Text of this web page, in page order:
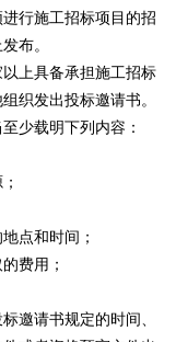
行施工招标项目的招
布。
上具备承担施工招标
织发出投标邀请书。
载明下列内容：
点和时间；
费用；
请书规定的时间、